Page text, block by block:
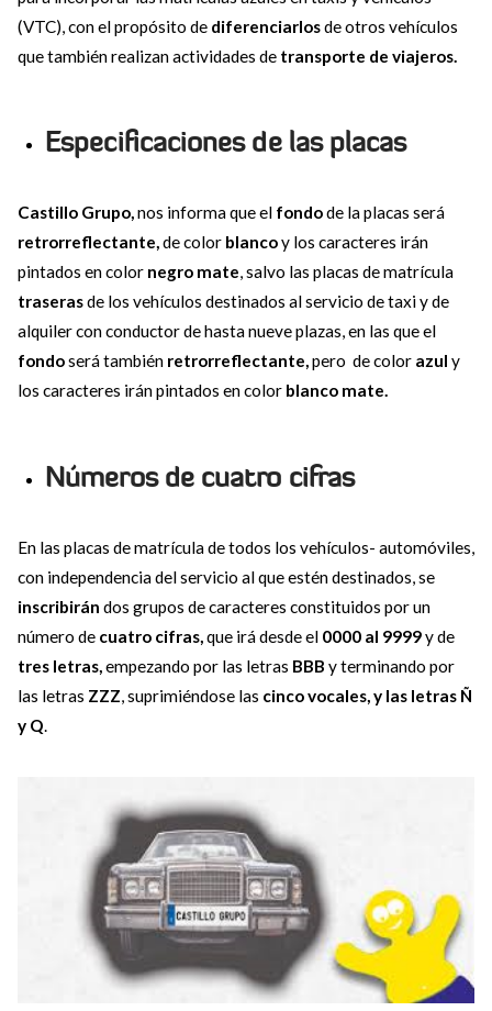
(VTC), con el propósito de diferenciarlosde otros vehículos
que también realizan actividades de transporte de viajeros.
Especificaciones de las placas
Castillo Grupo,nos informa que el fondode la placas será
retrorreflectante,de color blancoy los caracteres irán
pintados en color negro mate, salvo las placas de matrícula
traserasde los vehículos destinados al servicio de taxi y de
alquiler con conductor de hasta nueve plazas, en las que el
fondoserá también retrorreflectante,pero de colorazul y
los caracteres irán pintados en color blanco mate.
Números de cuatro cifras
En las placas de matrícula de todos los vehículos- automóviles,
con independencia del servicio al que estén destinados, se
inscribirán dos grupos de caracteres constituidos por un
número de cuatro cifras,que irá desde el 0000 al 9999y de
tres letras,empezando por las letras BBB y terminando por
las letras ZZZ, suprimiéndose las cinco vocales, y las letras Ñ
y Q.